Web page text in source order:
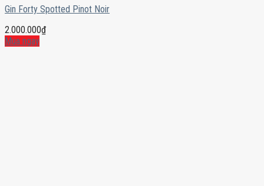
Gin Forty Spotted Pinot Noir
2.000.000₫
Mua ngay